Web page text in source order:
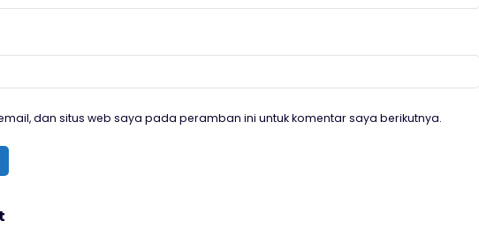
dan situs web saya pada peramban ini untuk komentar saya berikutnya.